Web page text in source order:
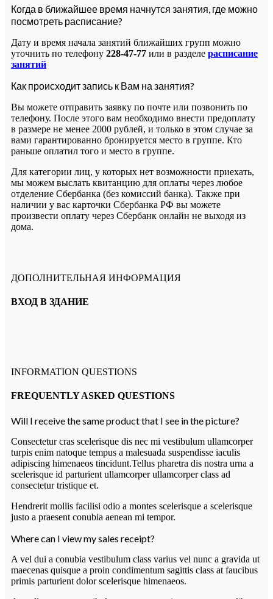
Когда в ближайшее время начнутся занятия, где можно
посмотреть расписание?
Дату и время начала занятий ближайших групп можно
уточнить по телефону 228-47-77 или в разделе расписание
занятий
Как происходит запись к Вам на занятия?
Вы можете отправить заявку по почте или позвонить по
телефону. После этого вам необходимо внести предоплату
в размере не менее 2000 рублей, и только в этом случае за
вами гарантированно бронируется место в группе. Кто
раньше оплатил того и место в группе.
Для категории лиц, у которых нет возможности приехать,
мы можем выслать квитанцию для оплаты через любое
отделение Сбербанка (без комиссий банка). Также при
наличии у вас карточки Сбербанка РФ вы можете
произвести оплату через Сбербанк онлайн не выходя из
дома.
ДОПОЛНИТЕЛЬНАЯ ИНФОРМАЦИЯ
ВХОД В ЗДАНИЕ
INFORMATION QUESTIONS
FREQUENTLY ASKED QUESTIONS
Will I receive the same product that I see in the picture?
Consectetur cras scelerisque dis nec mi vestibulum ullamcorper
turpis enim natoque tempus a malesuada suspendisse iaculis
adipiscing himenaeos tincidunt.Tellus pharetra dis nostra urna a
scelerisque id parturient ullamcorper ullamcorper class ad
consectetur tristique et.
Hendrerit mollis facilisi odio a montes scelerisque a scelerisque
justo a praesent conubia aenean mi tempor.
Where can I view my sales receipt?
A vel dui a conubia vestibulum class varius vel nunc a gravida ut
maecenas quisque a proin condimentum sagittis class at faucibus
primis parturient dolor scelerisque himenaeos.